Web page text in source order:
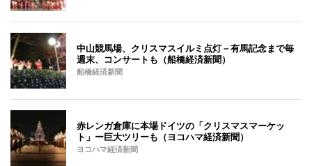
中山競馬場、クリスマスイルミ点灯－有馬記念まで毎
週末、コンサートも（船橋経済新聞）
船橋経済新聞
赤レンガ倉庫に本場ドイツの「クリスマスマーケッ
ト」ー巨大ツリーも（ヨコハマ経済新聞）
ヨコハマ経済新聞